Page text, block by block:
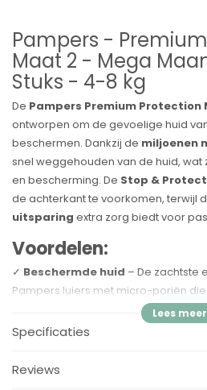
Pampers -
Maat 2 - Mega
Stuks - 4-8 kg
De Pampers Premium Protection
ontworpen om de gevoelige huid
beschermen. Dankzij de miljoenen
snel weggehouden van de huid,
en bescherming. De Stop &
de achterkant te voorkomen, terwijl
uitsparing extra zorg biedt voor
Voordelen:
✓ Beschermde huid – De zachtste
Pampers luiers met micro-poriën
weghouden van de huid.
✓Nr. 1 keuze van
Pampers Premium Protection maat
Specificaties
Reviews